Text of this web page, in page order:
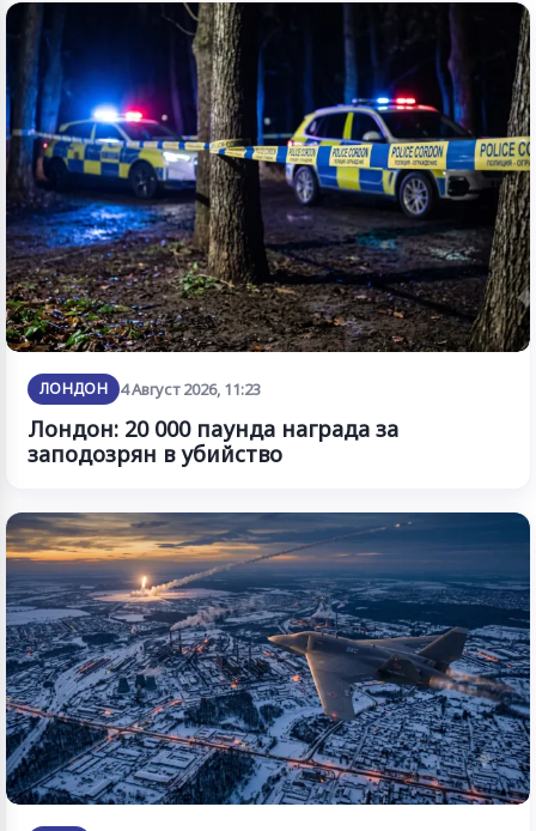
ЛОНДОН 4 Август 2026, 11:23
Лондон: 20 000 паунда награда за
заподозрян в убийство